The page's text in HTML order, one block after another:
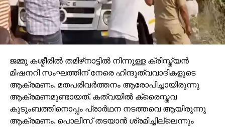
ജമ്മു കശ്മീരില്‍ തമിഴ്‌നാട്ടില്‍ നിന്നുള്ള ക്രിസ്ത്യന്‍
മിഷനറി സംഘത്തിന് നേരെ ഹിന്ദുത്വവാദികളുടെ
ആക്രമണം. മതപരിവര്‍ത്തനം ആരോപിച്ചായിരുന്നു
ആക്രമണമുണ്ടായത്. കത്വയില്‍ ക്രൈസ്തവ
കുടുംബത്തിനൊപ്പം പ്രാര്‍ഥന നടത്തവെ ആയിരുന്നു
ആക്രമണം. പൊലീസ് തടയാന്‍ ശ്രമിച്ചില്ലെന്നും